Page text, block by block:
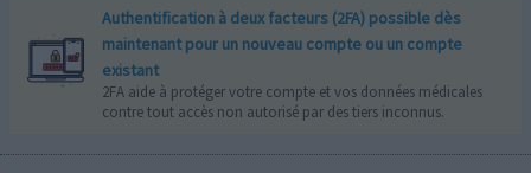
Authentification à deux facteurs (2FA) possible dès
maintenant pour un nouveau compte ou un compte
existant
2FA aide à protéger votre compte et vos données médicales
contre tout accès non autorisé par des tiers inconnus.